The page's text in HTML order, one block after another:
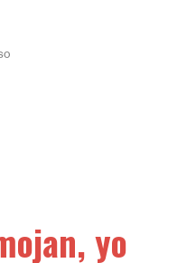
yo